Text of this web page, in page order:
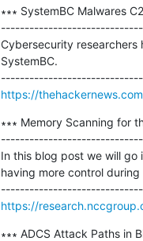
∗∗∗ SystemBC Malwares
Cybersecurity researchers
SystemBC.
https://
∗∗∗ Memory Scanning for
In this blog post we will
having more control
https://
∗∗∗ ADCS Attack Paths in